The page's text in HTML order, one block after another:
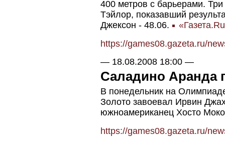
400 метров с барьерами.
Тэйлор, показавший
Джексон - 48.06.
https://games08.gazeta.ru/
— 18.08.2008 18:00 —
Саладино Аранда
В понедельник на
Золото завоевал Ирвин
южноамериканец Хосто
https://games08.gazeta.ru/